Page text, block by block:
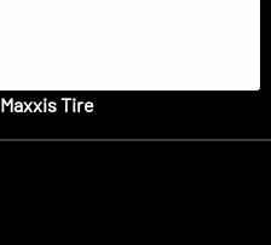
Maxxis Tire